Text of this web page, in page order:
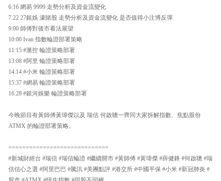
6:16 網易 9999 走勢分析及資金流變化
7:22 27銀娛 濠賭股 走勢分析及資金流變化 是否值得小注博反彈
9:00 師傅對後市看法展望
10:00 Ivan 指數輪證部署策略
11:15 #滙控 輪證策略部署
13:08 #阿里 輪證策略部署
14:14 #小米 輪證策略部署
15:37 #網易 輪證策略部署
16:28 #銀河娛樂 輪證策略部署
今晚節目有黃師傅黃瑋傑以及 瑞信 何啟聰一齊同大家拆解指數、焦點股份
ATMX 的輪證部署策略。
=============================
#新城財經台 #瑞信 #瑞信輪證 #繼續開市 #黃師傅 #黃瑋傑 #薛健鋒 #何啟聰 #瑞
信信心之選 #阿里巴巴 #騰訊 #美團點評 #港交所 #中國平保 #小米 #新冠肺炎 #